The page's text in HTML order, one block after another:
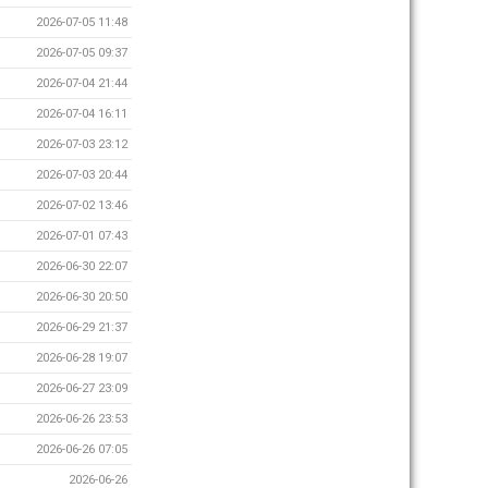
2026-07-05 11:48
2026-07-05 09:37
2026-07-04 21:44
2026-07-04 16:11
2026-07-03 23:12
2026-07-03 20:44
2026-07-02 13:46
2026-07-01 07:43
2026-06-30 22:07
2026-06-30 20:50
2026-06-29 21:37
2026-06-28 19:07
2026-06-27 23:09
2026-06-26 23:53
2026-06-26 07:05
2026-06-26